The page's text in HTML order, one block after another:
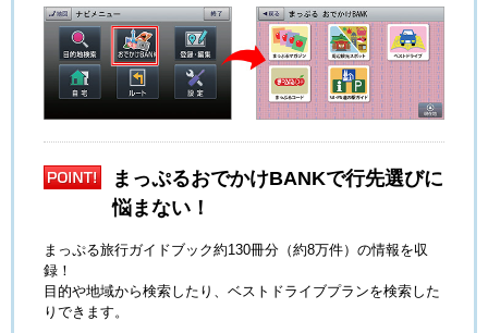
まっぷるおでかけBANKで行先選びに
悩まない！
まっぷる旅行ガイドブック約130冊分（約8万件）の情報を収
録！
目的や地域から検索したり、ベストドライブプランを検索した
りできます。